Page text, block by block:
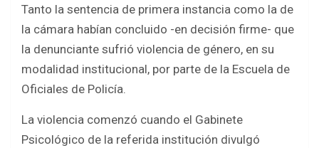
Tanto la sentencia de primera instancia como la de
la cámara habían concluido -en decisión firme- que
la denunciante sufrió violencia de género, en su
modalidad institucional, por parte de la Escuela de
Oficiales de Policía.
La violencia comenzó cuando el Gabinete
Psicológico de la referida institución divulgó